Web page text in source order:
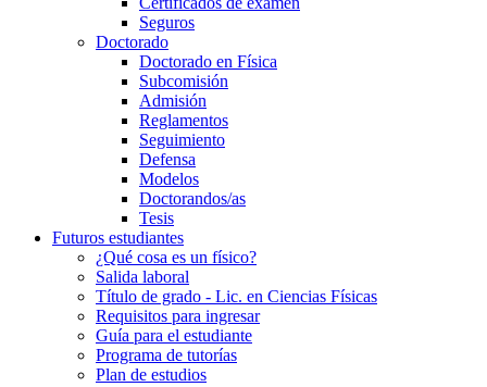
Seguros
Doctorado
Doctorado en Física
Subcomisión
Admisión
Reglamentos
Seguimiento
Defensa
Modelos
Doctorandos/as
Tesis
Futuros estudiantes
¿Qué cosa es un físico?
Salida laboral
Título de grado - Lic. en Ciencias Físicas
Requisitos para ingresar
Guía para el estudiante
Programa de tutorías
Plan de estudios